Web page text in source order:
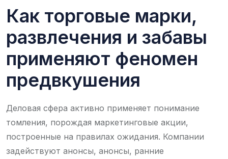
Как торговые марки,
развлечения и забавы
применяют феномен
предвкушения
Деловая сфера активно применяет понимание
томления, порождая маркетинговые акции,
построенные на правилах ожидания. Компании
задействуют анонсы, анонсы, ранние